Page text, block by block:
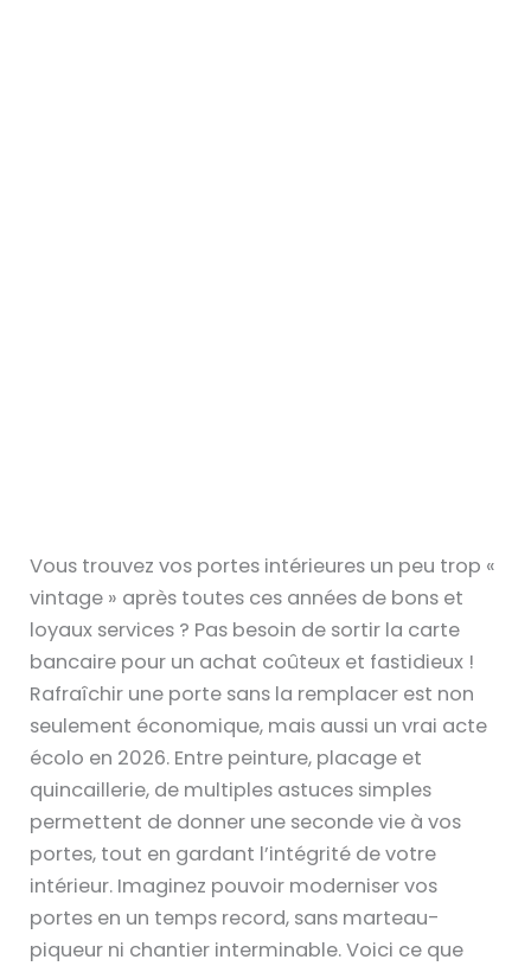
Vous trouvez vos portes intérieures un peu trop «
vintage » après toutes ces années de bons et
loyaux services ? Pas besoin de sortir la carte
bancaire pour un achat coûteux et fastidieux !
Rafraîchir une porte sans la remplacer est non
seulement économique, mais aussi un vrai acte
écolo en 2026. Entre peinture, placage et
quincaillerie, de multiples astuces simples
permettent de donner une seconde vie à vos
portes, tout en gardant l’intégrité de votre
intérieur. Imaginez pouvoir moderniser vos
portes en un temps record, sans marteau-
piqueur ni chantier interminable. Voici ce que